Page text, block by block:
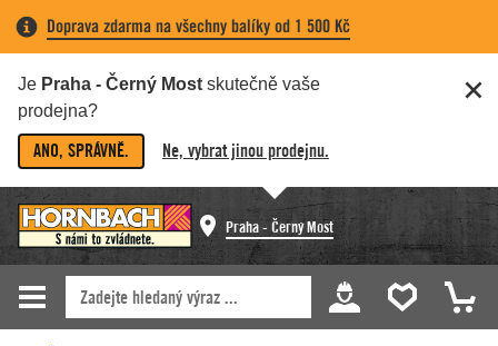
Doprava zdarma na všechny balíky od 1 500 Kč
Je Praha - Černý Most skutečně vaše
prodejna?
ANO, SPRÁVNĚ. Ne, vybrat jinou prodejnu.
Praha - Černý Most